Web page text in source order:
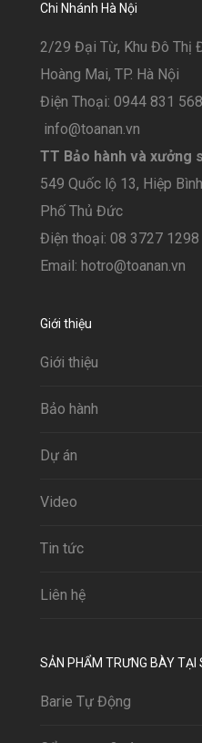
Chi Nhánh Hà Nội
2/29 Đại Từ, Khu Đô Thị
Hoàng Mai, TP. Hà Nội
Điện Thoại: 0944 831
info@toanan.vn
TT Bảo hành và xưởng
549 Quốc lộ 13, Hiệp
Phố Thủ Đức
Điện thoại: 08 3727
Email: hotro@toanan.vn
Giới thiệu
Giới thiệu
Bảo hành
Dự án
Video
Tin tức
Liên hệ
SẢN PHẨM TRƯNG BÀY TẠI
Barie Tự Động